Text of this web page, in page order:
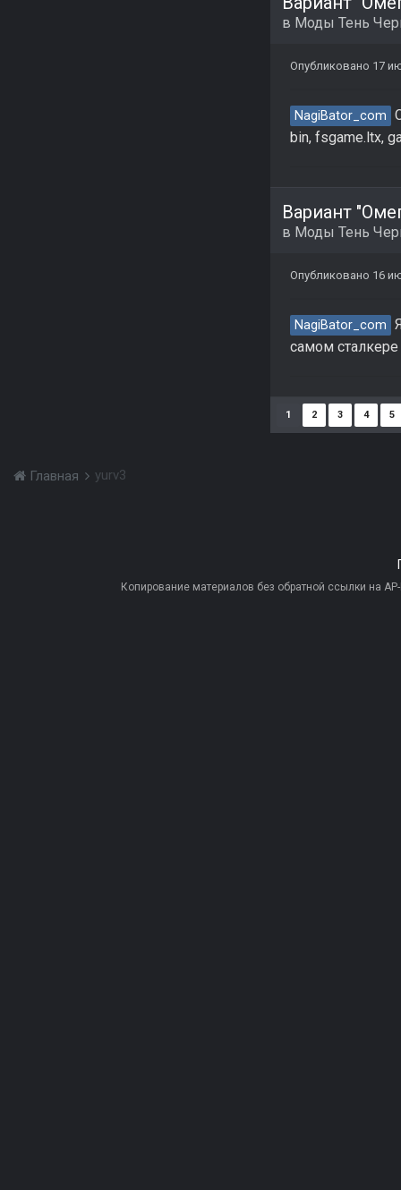
в Моды Тень
Опубликовано 17
NagiBator_com
bin, fsgame.ltx,
Вариант
в Моды Тень
Опубликовано 16
NagiBator_com
самом
1 2 3 4 5
Главная yurv3
Копирование материалов без обратной ссылки на